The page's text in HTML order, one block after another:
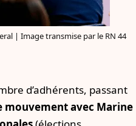
| Image transmise par le RN 44
d’adhérents, passant
mouvement avec Marine